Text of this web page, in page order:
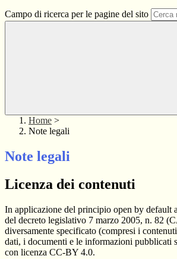
Campo di ricerca per le pagine del sito
Home >
Note legali
Note legali
Licenza dei contenuti
In applicazione del principio open by default
del decreto legislativo 7 marzo 2005, n. 82
diversamente specificato (compresi i
dati, i documenti e le informazioni pubblicati
con licenza CC-BY 4.0.